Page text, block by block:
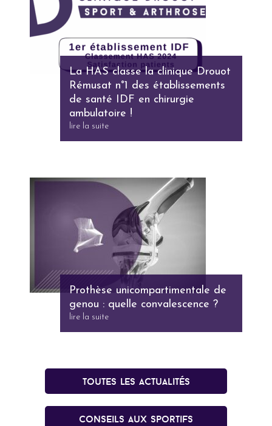
La HAS classe la clinique Drouot
Rémusat n°1 des établissements
de santé IDF en chirurgie
ambulatoire !
lire la suite
Prothèse unicompartimentale de
genou : quelle convalescence ?
lire la suite
Toutes les actualités
conseils aux sportifs